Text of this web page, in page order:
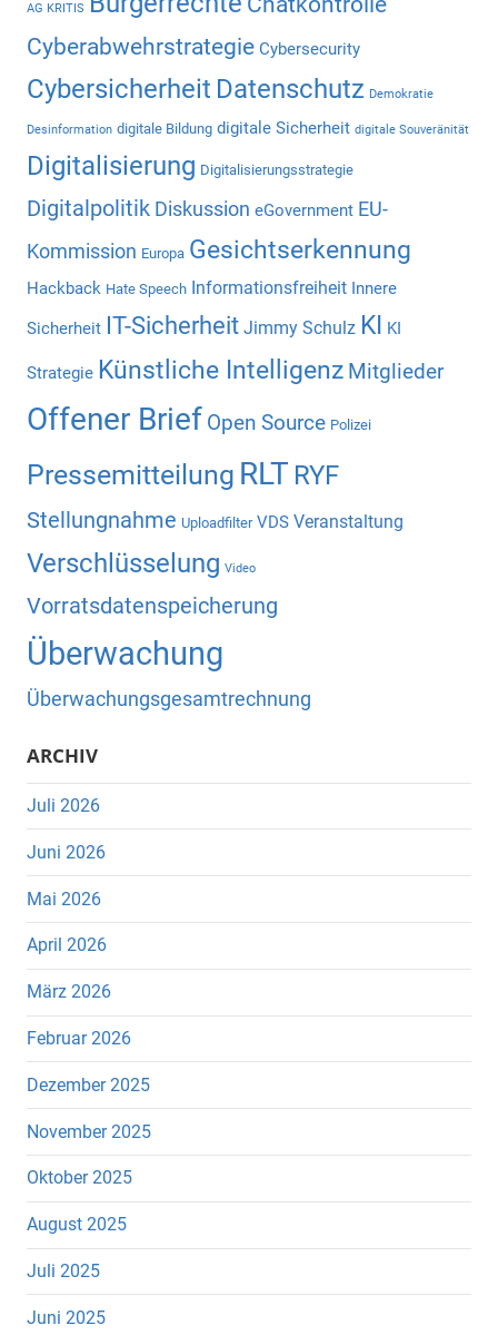
AG KRITIS
Cyberabwehrstrategie Cybersecurity
Cybersicherheit Datenschutz Demokratie
Desinformation digitale Bildung digitale Sicherheit digitale Souveränität
Digitalisierung Digitalisierungsstrategie
Digitalpolitik Diskussion eGovernment EU-
Kommission Europa Gesichtserkennung
Hackback Hate Speech Informationsfreiheit Innere
Sicherheit IT-Sicherheit Jimmy Schulz KI KI
Strategie Künstliche Intelligenz Mitglieder
Offener Brief Open Source Polizei
Pressemitteilung RLT RYF
Stellungnahme Uploadfilter VDS Veranstaltung
Verschlüsselung Video
Vorratsdatenspeicherung
Überwachung
Überwachungsgesamtrechnung
ARCHIV
Juli 2026
Juni 2026
Mai 2026
April 2026
März 2026
Februar 2026
Dezember 2025
November 2025
Oktober 2025
August 2025
Juli 2025
Juni 2025